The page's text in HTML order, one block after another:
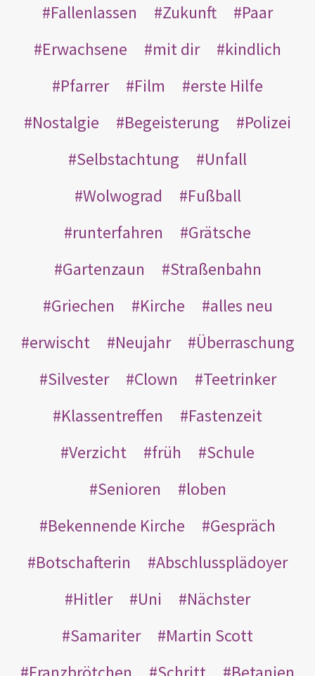
Fallenlassen
Zukunft
Paar
Erwachsene
mit dir
kindlich
Pfarrer
Film
erste Hilfe
Nostalgie
Begeisterung
Polizei
Selbstachtung
Unfall
Wolwograd
Fußball
runterfahren
Grätsche
Gartenzaun
Straßenbahn
Griechen
Kirche
alles neu
erwischt
Neujahr
Überraschung
Silvester
Clown
Teetrinker
Klassentreffen
Fastenzeit
Verzicht
früh
Schule
Senioren
loben
Bekennende Kirche
Gespräch
Botschafterin
Abschlussplädoyer
Hitler
Uni
Nächster
Samariter
Martin Scott